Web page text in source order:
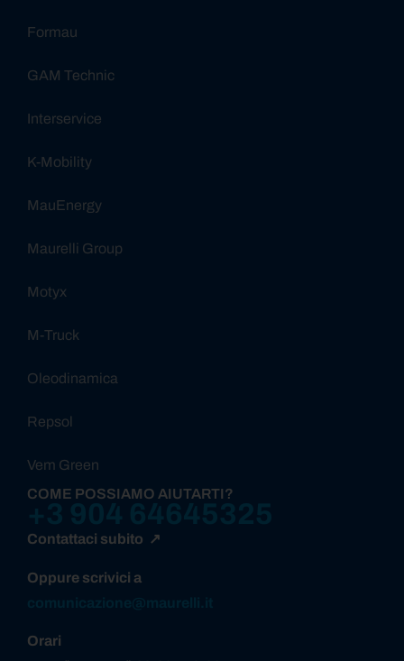
Formau
GAM Technic
Interservice
K-Mobility
MauEnergy
Maurelli Group
Motyx
M-Truck
Oleodinamica
Repsol
Vem Green
COME POSSIAMO AIUTARTI?
Contattaci subito ↗
Oppure scrivici a
Orari